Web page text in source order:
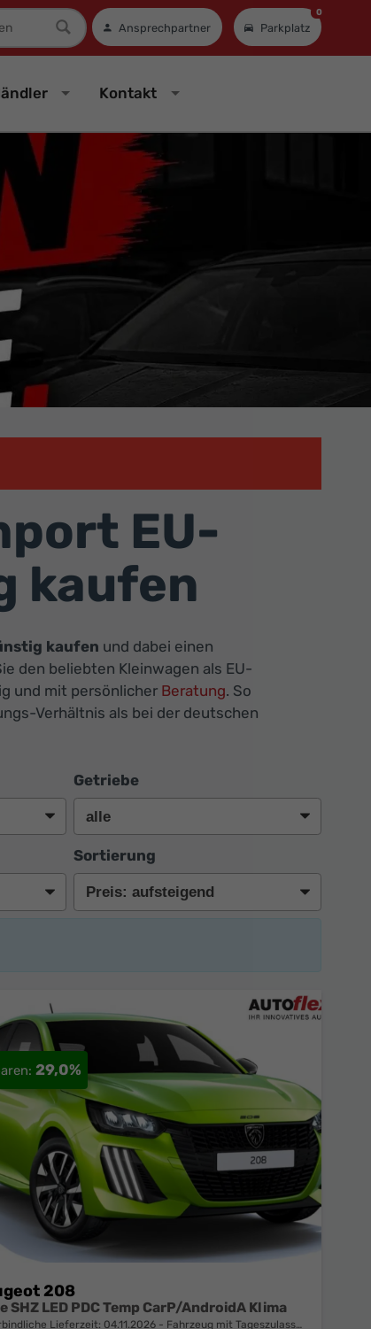
Ansprechpartner Parkplatz
0
Kontakt
EU-
kaufen
kaufen und dabei einen
den beliebten Kleinwagen als EU-
und mit persönlicherBeratung. So
Verhältnis als bei der deutschen
Getriebe
Sortierung
29,0%
208
SHZ LED PDC Temp CarP/AndroidA Klima
Lieferzeit: 04.11.2026 Fahrzeug mit Tageszulassung